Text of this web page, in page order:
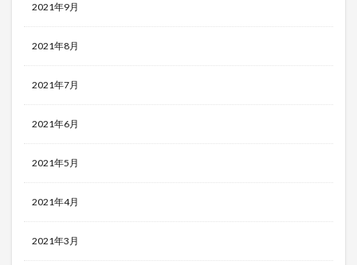
2021年9月
2021年8月
2021年7月
2021年6月
2021年5月
2021年4月
2021年3月